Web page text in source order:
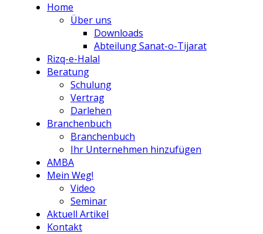
Home
Über uns
Downloads
Abteilung Sanat-o-Tijarat
Rizq-e-Halal
Beratung
Schulung
Vertrag
Darlehen
Branchenbuch
Branchenbuch
Ihr Unternehmen hinzufügen
AMBA
Mein Weg!
Video
Seminar
Aktuell Artikel
Kontakt